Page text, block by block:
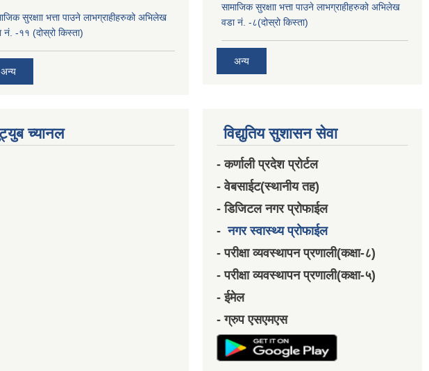
सुरक्षाा भत्ता पाउने लाभग्राहीहरुको अभिलेख
नं. -११ (दोस्रो किस्ता)
अन्य
सामाजिक सुरक्षाा भत्ता पाउने लाभग्राहीहरुको अभिलेख
वडा नं. -८(दोस्रो किस्ता)
अन्य
च्यानल विद्युतिय सुशासन सेवा
- कर्णाली प्रदेश प्रोर्टल
- वेबसाईट(स्थानीय तह)
- डिजिटल नगर प्रोफाईल
-नगर स्वास्थ्य प्रोफाईल
- परीक्षा व्यवस्थापन प्रणाली(कक्षा-८)
- परीक्षा व्यवस्थापन प्रणाली(कक्षा-५)
- ईमेल
- ग्रुप एसएमएस